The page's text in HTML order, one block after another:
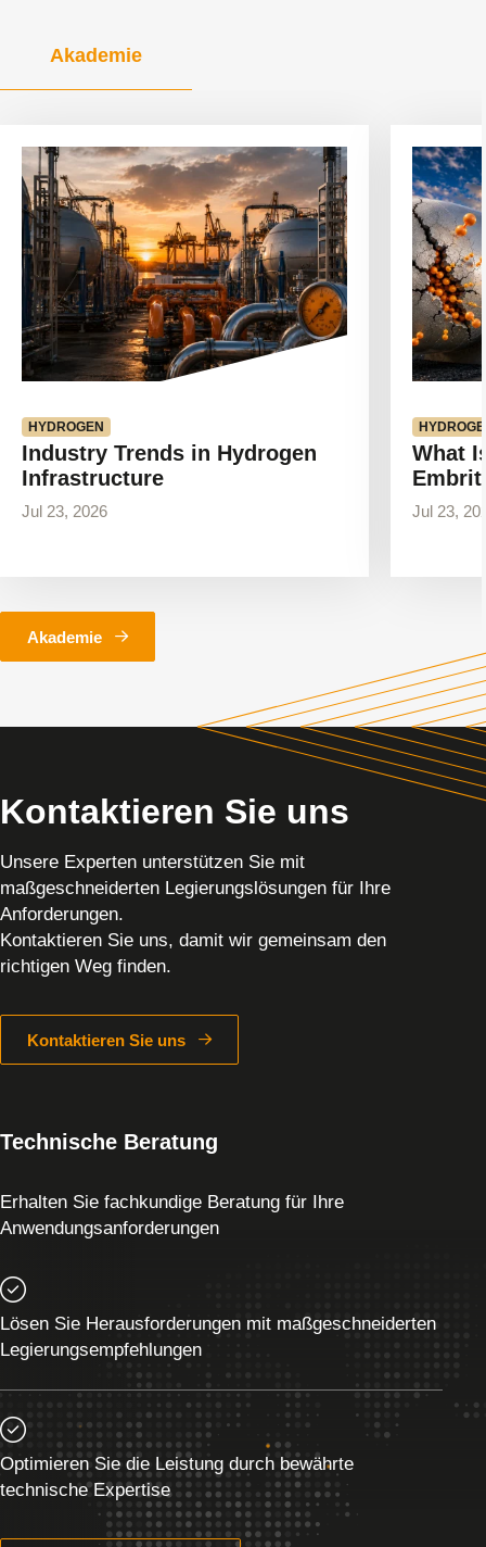
Akademie
Artikel
anzeigen
HYDROGEN
Industry Trends in Hydrogen
Infrastructure
Jul 23, 2026
Artikel
anzeigen
What
Jul 23,
Akademie
Kontaktieren Sie uns
Unsere Experten unterstützen Sie mit
maßgeschneiderten Legierungslösungen für Ihre
Anforderungen.
Kontaktieren Sie uns, damit wir gemeinsam den
richtigen Weg finden.
Kontaktieren Sie uns
Technische Beratung
Erhalten Sie fachkundige Beratung für Ihre
Anwendungsanforderungen
Lösen Sie Herausforderungen mit maßgeschneiderten
Legierungsempfehlungen
Optimieren Sie die Leistung durch bewährte
technische Expertise